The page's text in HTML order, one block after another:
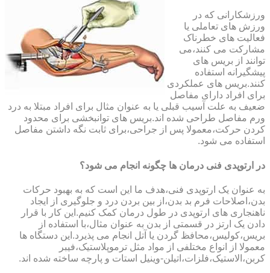
ورزشکارانی که در
ورزش های تعاملی یا
فعالیت های خطرناک
مشارکت می کنند،می
توانند از بریس های
پیشگیرانه استفاده
کنند.بریس های عملکردی
برای افراد دارای مفاصل
ضعیف به علت آسیب قبلی یا به عنوان مثال برای افراد مبتلا به درد
ورم مفاصل طراحی شده اند.بریس های توانبخشی برای محدود
کردن حرکت،معمولا پس از جراحی،برای ثابت نگه داشتن مفاصل
استفاده می شود.
در ارتوپدی فنی درمان ها چگونه انجام می شود؟
به عنوان یک ارتوپدی فنی،هدف ما این است که به بهبود حرکات
بدن،اصلاحات فرم بد بدن،از بین بردن درد و جلوگیری از ایجاد
ناهنجاری های ارتوپدی در طول درمان کمک کنیم.این کار با قرار
دادن یک ارتز در قسمتی از بدن به عنوان مثال،با استفاده از
بریس،کولیس،محافظ گردن یا آتل انجام می پذیرد.این دستگاه ها
معمولا از انواع مختلفی از مواد مثل ترموپلاستیک،فیبر
کربن،الاستیک،فلزات،اتیلن-وینیل استات و پارچه ساخته شده اند.